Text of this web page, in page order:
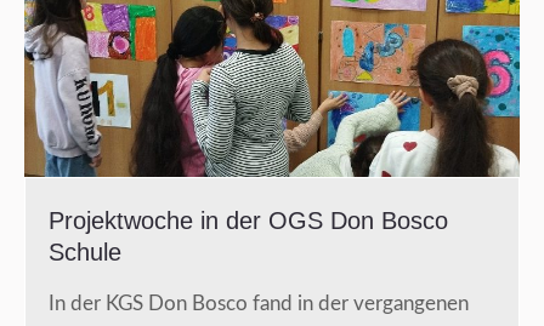
Projektwoche in der OGS Don Bosco
Schule
In der KGS Don Bosco fand in der vergangenen